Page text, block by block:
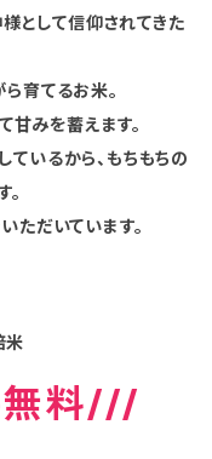
として信仰されてきた
育てるお米。
みを蓄えます。
いるから、もちもちの
ただいています。
米
料///